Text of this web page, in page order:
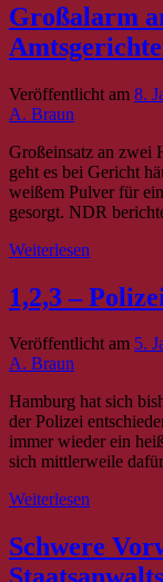
Großalarm
Veröffentlicht am 8.
A. Braun
Großeinsatz an zwei
geht es bei Gericht
weißem Pulver für
gesorgt. NDR
Weiterlesen
1,2,3 –
Veröffentlicht am 5.
A. Braun
Hamburg hat sich
der Polizei
immer wieder ein
sich mittlerweile
Weiterlesen
Schwere